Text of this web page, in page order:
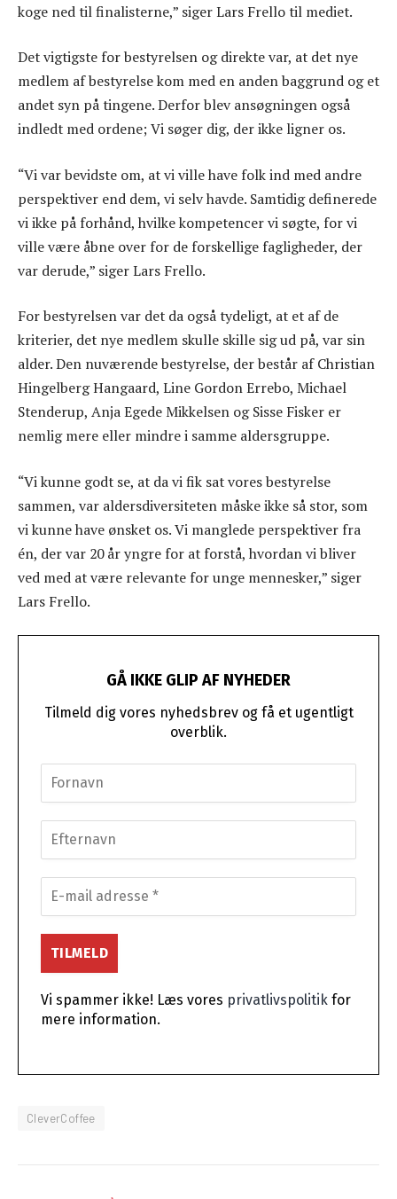
koge ned til finalisterne,” siger Lars Frello til mediet.
Det vigtigste for bestyrelsen og direkte var, at det nye
medlem af bestyrelse kom med en anden baggrund og et
andet syn på tingene. Derfor blev ansøgningen også
indledt med ordene; Vi søger dig, der ikke ligner os.
“Vi var bevidste om, at vi ville have folk ind med andre
perspektiver end dem, vi selv havde. Samtidig definerede
vi ikke på forhånd, hvilke kompetencer vi søgte, for vi
ville være åbne over for de forskellige fagligheder, der
var derude,” siger Lars Frello.
For bestyrelsen var det da også tydeligt, at et af de
kriterier, det nye medlem skulle skille sig ud på, var sin
alder. Den nuværende bestyrelse, der består af Christian
Hingelberg Hangaard, Line Gordon Errebo, Michael
Stenderup, Anja Egede Mikkelsen og Sisse Fisker er
nemlig mere eller mindre i samme aldersgruppe.
“Vi kunne godt se, at da vi fik sat vores bestyrelse
sammen, var aldersdiversiteten måske ikke så stor, som
vi kunne have ønsket os. Vi manglede perspektiver fra
én, der var 20 år yngre for at forstå, hvordan vi bliver
ved med at være relevante for unge mennesker,” siger
Lars Frello.
GÅ IKKE GLIP AF NYHEDER
Tilmeld dig vores nyhedsbrev og få et ugentligt
overblik.
Vi spammer ikke! Læs vores privatlivspolitik for
mere information.
CleverCoffee